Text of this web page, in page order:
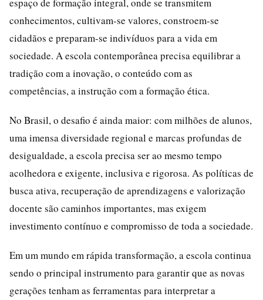
conhecimentos, cultivam-se valores, constroem-se
cidadãos e preparam-se indivíduos para a vida em
sociedade. A escola contemporânea precisa equilibrar a
tradição com a inovação, o conteúdo com as
competências, a instrução com a formação ética.
No Brasil, o desafio é ainda maior: com milhões de alunos,
uma imensa diversidade regional e marcas profundas de
desigualdade, a escola precisa ser ao mesmo tempo
acolhedora e exigente, inclusiva e rigorosa. As políticas de
busca ativa, recuperação de aprendizagens e valorização
docente são caminhos importantes, mas exigem
investimento contínuo e compromisso de toda a sociedade.
Em um mundo em rápida transformação, a escola continua
sendo o principal instrumento para garantir que as novas
gerações tenham as ferramentas para interpretar a